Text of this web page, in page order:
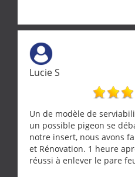
Lucie S
Un de modèle de
un possible pigeon se
notre insert, nous avons
et Rénovation. 1 heure
réussi à enlever le pare